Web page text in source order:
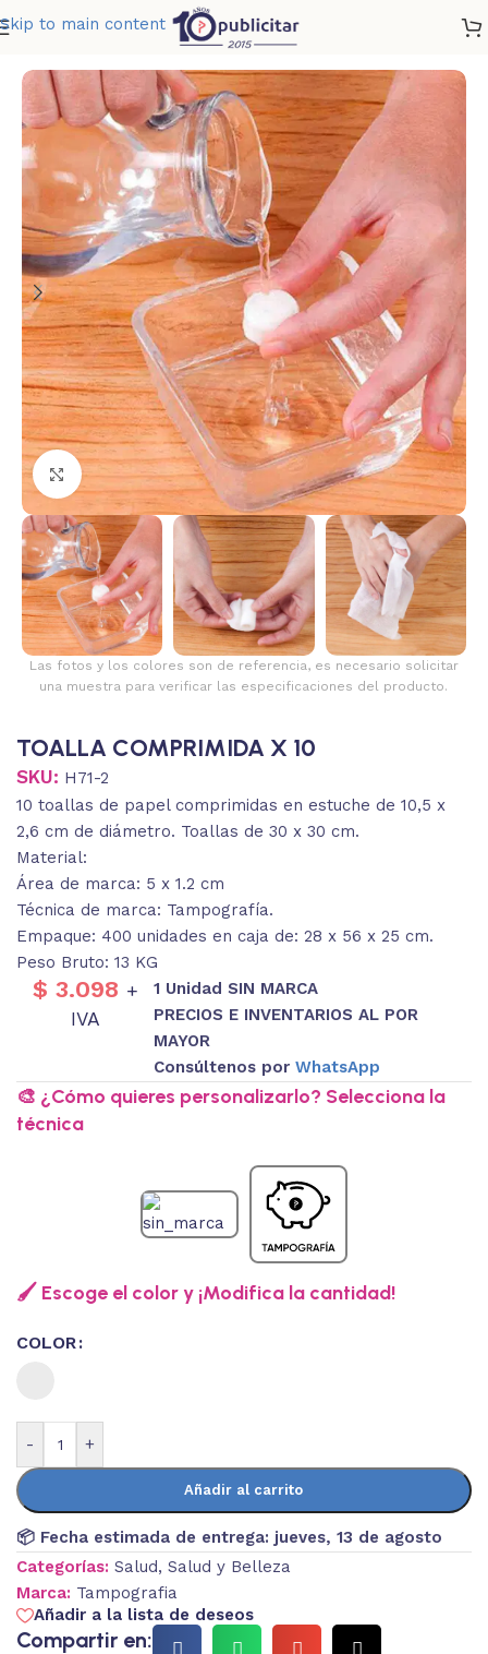
Skip to main content
TOALLA COMPRIMIDA X 10
Clic para ampliar
Las fotos y los colores son de referencia, es necesario solicitar
una muestra para verificar las especificaciones del producto.
TOALLA COMPRIMIDA X 10
SKU: H71-2
10 toallas de papel comprimidas en estuche de 10,5 x
2,6 cm de diámetro. Toallas de 30 x 30 cm.
Material:
Área de marca: 5 x 1.2 cm
Técnica de marca: Tampografía.
Empaque: 400 unidades en caja de: 28 x 56 x 25 cm.
Peso Bruto: 13 KG
$ 3.098 +
IVA
1 Unidad SIN MARCA
PRECIOS E INVENTARIOS AL POR
MAYOR
Consúltenos porWhatsApp
🎨 ¿Cómo quieres personalizarlo? Selecciona la
técnica
🖌️ Escoge el color y ¡Modifica la cantidad!
COLOR
- +
Añadir al carrito
📦 Fecha estimada de entrega: jueves, 13 de agosto
Categorías: Salud, Salud y Belleza
Marca: Tampografia
Añadir a la lista de deseos
Compartir en: